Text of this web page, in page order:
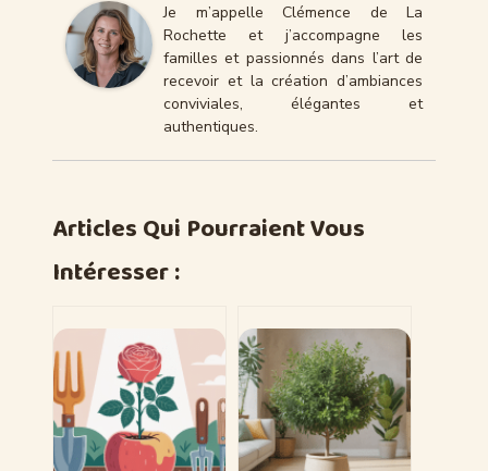
Je m’appelle Clémence de La
Rochette et j’accompagne les
familles et passionnés dans l’art de
recevoir et la création d’ambiances
conviviales, élégantes et
authentiques.
Articles Qui Pourraient Vous
Intéresser :